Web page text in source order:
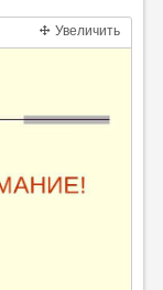
Увеличить